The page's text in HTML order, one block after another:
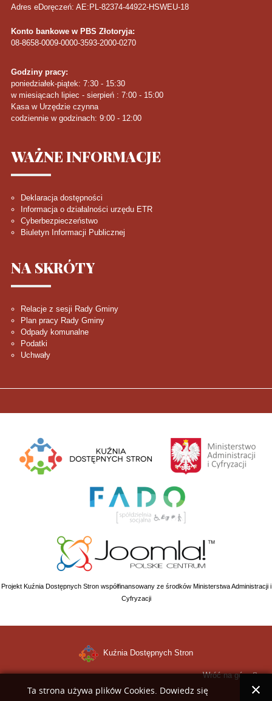
Adres eDoręczeń: AE:PL-82374-44922-HSWEU-18
Konto bankowe w PBS Złotoryja:
08-8658-0009-0000-3593-2000-0270
Godziny pracy:
poniedziałek-piątek: 7:30 - 15:30
w miesiącach lipiec - sierpień : 7:00 - 15:00
Kasa w Urzędzie czynna
codziennie w godzinach: 9:00 - 12:00
WAŻNEINFORMACJE
Deklaracja dostępności
Informacja o działalności urzędu ETR
Cyberbezpieczeństwo
Biuletyn Informacji Publicznej
NA SKRÓTY
Relacje z sesji Rady Gminy
Plan pracy Rady Gminy
Odpady komunalne
Podatki
Uchwały
Projekt Kuźnia Dostępnych Stron współfinansowany ze środków Ministerstwa Administracji i
Cyfryzacji
Kuźnia Dostępnych Stron
Wróć na górę
Ta strona używa plików Cookies. Dowiedz się